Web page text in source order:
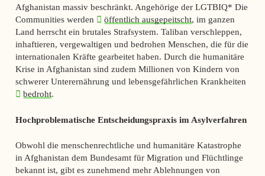
Afghanistan massiv beschränkt. Angehörige der LGTBIQ* Die
Communities werden
öffentlich ausgepeitscht, im ganzen
Land herrscht ein brutales Strafsystem. Taliban verschleppen,
inhaftieren, vergewaltigen und bedrohen Menschen, die für die
internationalen Kräfte gearbeitet haben. Durch die humanitäre
Krise in Afghanistan sind zudem Millionen von Kindern von
schwerer Unterernährung und lebensgefährlichen Krankheiten
bedroht.
Hochproblematische Entscheidungspraxis im Asylverfahren
Obwohl die menschenrechtliche und humanitäre Katastrophe
in Afghanistan dem Bundesamt für Migration und Flüchtlinge
bekannt ist, gibt es zunehmend mehr Ablehnungen von